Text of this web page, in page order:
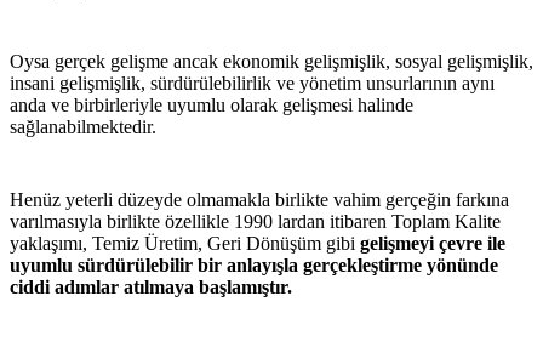
Oysa gerçek gelişme ancak ekonomik gelişmişlik, sosyal gelişmişlik,
insani gelişmişlik, sürdürülebilirlik ve yönetim unsurlarının aynı
anda ve birbirleriyle uyumlu olarak gelişmesi halinde
sağlanabilmektedir.
Henüz yeterli düzeyde olmamakla birlikte vahim gerçeğin farkına
varılmasıyla birlikte özellikle 1990 lardan itibaren Toplam Kalite
yaklaşımı, Temiz Üretim, Geri Dönüşüm gibi gelişmeyi çevre ile
uyumlu sürdürülebilir bir anlayışla gerçekleştirme yönünde
ciddi adımlar atılmaya başlamıştır.